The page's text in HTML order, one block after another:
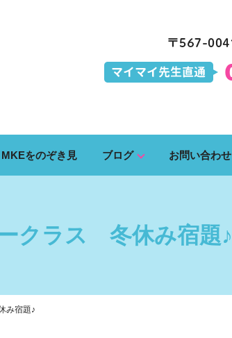
MKEをのぞき見 ブログ お問い合わせ
クラス 冬休み宿題♪
み宿題♪